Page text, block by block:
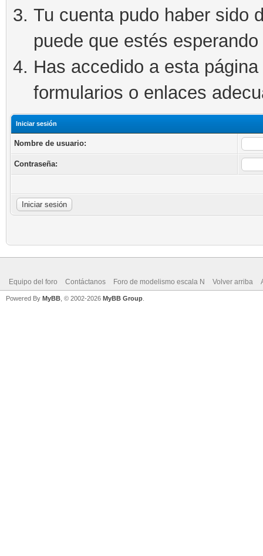
Tu cuenta pudo haber sido
puede que estés
Has accedido a esta
formularios o enlaces
Iniciar sesión
Nombre de usuario:
Contraseña:
Equipo del foro Contáctanos Foro de modelismo escala N Volver arriba
Powered By MyBB , © 2002-2026 MyBB Group